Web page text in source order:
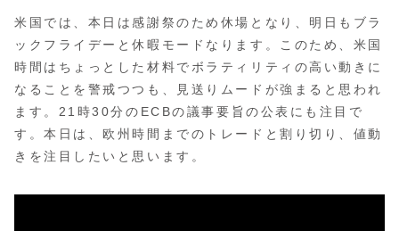
米国では、本日は感謝祭のため休場となり、明日もブラ
ックフライデーと休暇モードなります。このため、米国
時間はちょっとした材料でボラティリティの高い動きに
なることを警戒つつも、見送りムードが強まると思われ
ます。21時30分のECBの議事要旨の公表にも注目で
す。本日は、欧州時間までのトレードと割り切り、値動
きを注目したいと思います。